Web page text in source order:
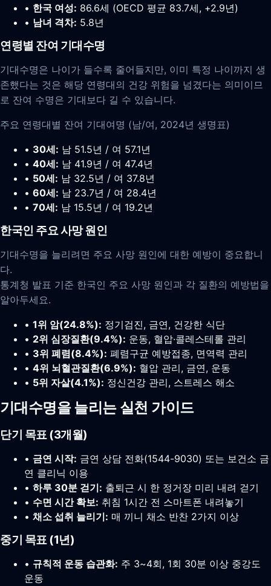
• 한국 여성: 86.6세 (OECD 평균 83.7세, +2.9년)
• 남녀 격차: 5.8년
연령별 잔여 기대수명
기대수명은 나이가 들수록 줄어들지만, 이미 특정 나이까지 생
존했다는 것은 해당 연령대의 건강 위험을 넘겼다는 의미이므
로 잔여 수명은 기대보다 길 수 있습니다.
주요 연령대별 잔여 기대여명 (남/여, 2024년 생명표)
• 30세: 남 51.5년 / 여 57.1년
• 40세: 남 41.9년 / 여 47.4년
• 50세: 남 32.5년 / 여 37.8년
• 60세: 남 23.7년 / 여 28.4년
• 70세: 남 15.5년 / 여 19.2년
한국인 주요 사망 원인
기대수명을 늘리려면 주요 사망 원인에 대한 예방이 중요합니
다.
통계청 발표 기준 한국인 주요 사망 원인과 각 질환의 예방법을
알아두세요.
• 1위 암(24.8%): 정기검진, 금연, 건강한 식단
• 2위 심장질환(9.4%): 운동, 혈압·콜레스테롤 관리
• 3위 폐렴(8.4%): 폐렴구균 예방접종, 면역력 관리
• 4위 뇌혈관질환(6.9%): 혈압 관리, 금연, 운동
• 5위 자살(4.1%): 정신건강 관리, 스트레스 해소
기대수명을 늘리는 실천 가이드
단기 목표 (3개월)
• 금연 시작: 금연 상담 전화(1544-9030) 또는 보건소 금
연 클리닉 이용
• 하루 30분 걷기: 출퇴근 시 한 정거장 미리 내려 걷기
• 수면 시간 확보: 취침 1시간 전 스마트폰 내려놓기
• 채소 섭취 늘리기: 매 끼니 채소 반찬 2가지 이상
중기 목표 (1년)
• 규칙적 운동 습관화: 주 3~4회, 1회 30분 이상 중강도
운동